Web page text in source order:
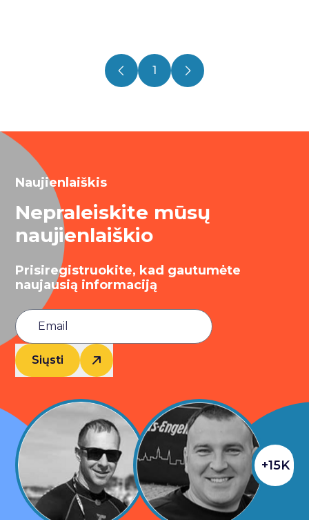
1
Naujienlaiškis
Nepraleiskite mūsų
naujienlaiškio
Prisiregistruokite, kad gautumėte
naujausią informaciją
Siųsti
+15K